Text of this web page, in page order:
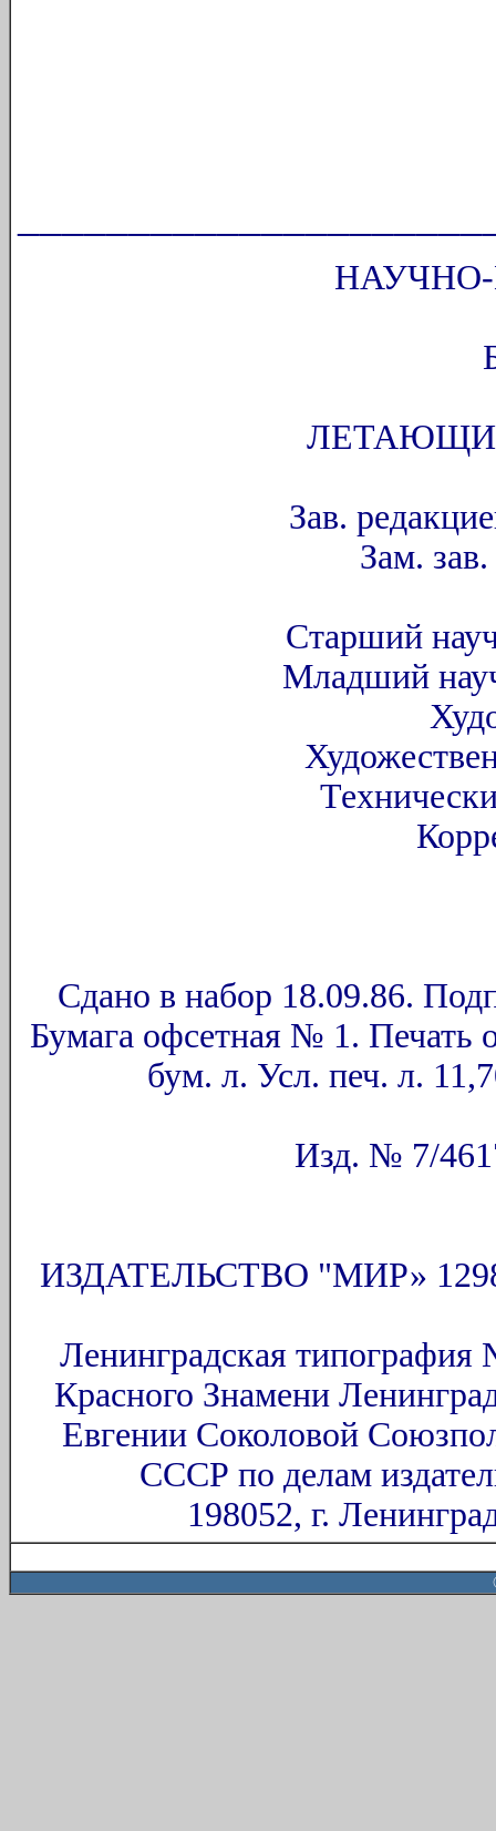
Зав.
Зам.
Старший
Младший
Сдано в набор 18.09.86.
Бумага офсетная № 1. Печать
бум. л. Усл. печ. л.
Изд. № 7/
ИЗДАТЕЛЬСТВО "МИР»
Ленинградская типография
Красного Знамени
Евгении Соколовой
СССР по делам
198052, г.